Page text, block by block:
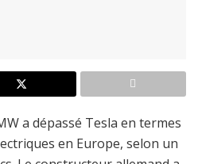
a dépassé Tesla en termes
en Europe, selon un